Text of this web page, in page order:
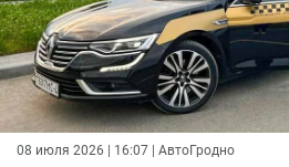
08 июля 2026 | 16:07 | АвтоГродно